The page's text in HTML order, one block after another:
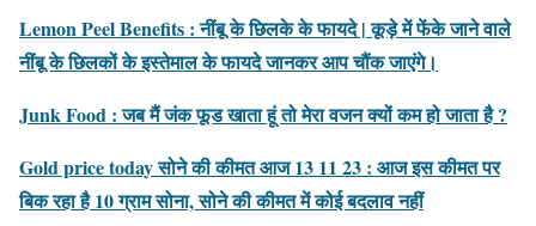
Lemon Peel Benefits : नींबू के छिलके के फायदे | कूड़े में फेंके जाने वाले
नींबू के छिलकों के इस्तेमाल के फायदे जानकर आप चौंक जाएंगे।
Junk Food : जब मैं जंक फूड खाता हूं तो मेरा वजन क्यों कम हो जाता है ?
Gold price today सोने की कीमत आज 13 11 23 : आज इस कीमत पर
बिक रहा है 10 ग्राम सोना, सोने की कीमत में कोई बदलाव नहीं